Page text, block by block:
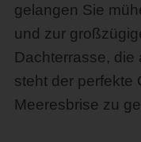
gelangen Sie
und zur
Dachterrasse, die
steht der perfekte
Meeresbrise zu